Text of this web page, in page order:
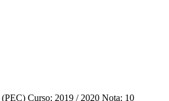
Curso: 2019 / 2020 Nota: 10